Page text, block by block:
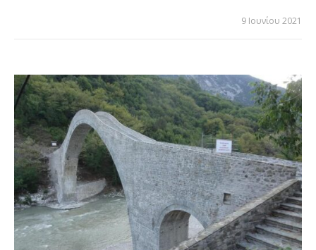
9 Ιουνίου 2021